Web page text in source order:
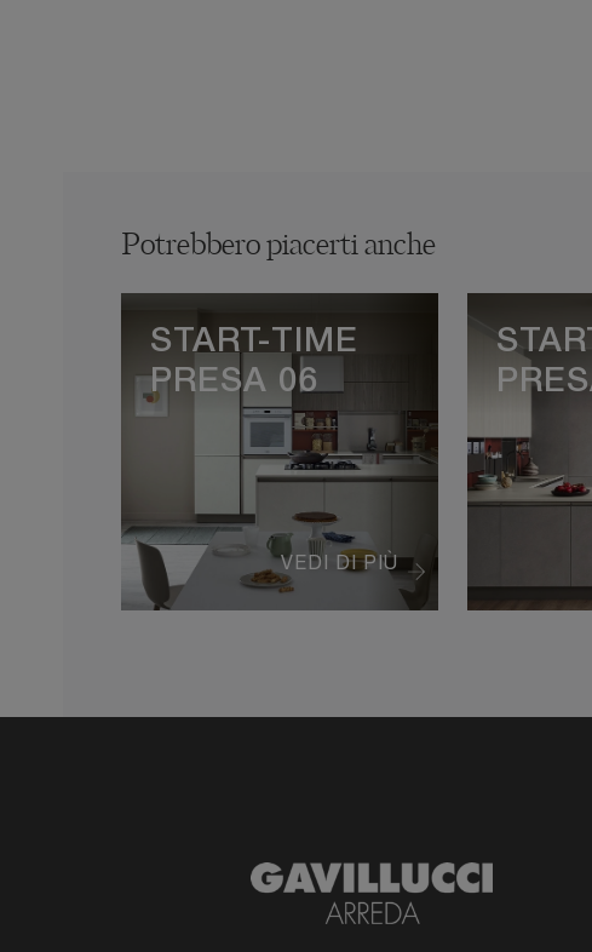
Potrebbero piacerti anche
VEDI DI PIÙ
START-TIME
PRESA 06